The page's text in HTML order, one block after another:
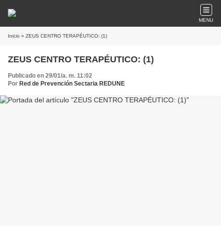
MENU
Inicio » ZEUS CENTRO TERAPÉUTICO: (1)
ZEUS CENTRO TERAPÉUTICO: (1)
Publicado en 29/01/a. m. 11:02
Por Red de Prevención Sectaria REDUNE